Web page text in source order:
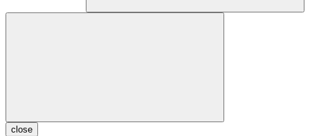
close